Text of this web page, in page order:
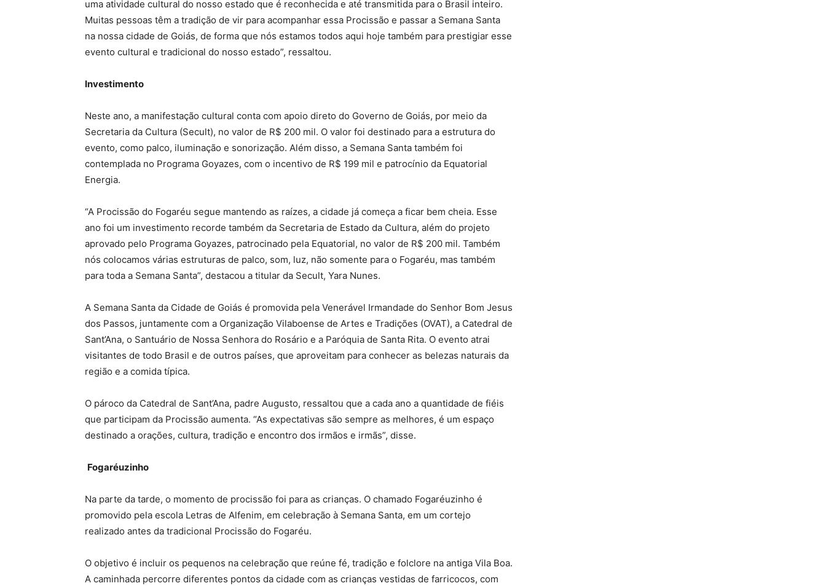
uma atividade cultural do nosso estado que é reconhecida e até transmitida para o Brasil inteiro.
Muitas pessoas têm a tradição de vir para acompanhar essa Procissão e passar a Semana Santa
na nossa cidade de Goiás, de forma que nós estamos todos aqui hoje também para prestigiar esse
evento cultural e tradicional do nosso estado”, ressaltou.
Investimento
Neste ano, a manifestação cultural conta com apoio direto do Governo de Goiás, por meio da
Secretaria da Cultura (Secult), no valor de R$ 200 mil. O valor foi destinado para a estrutura do
evento, como palco, iluminação e sonorização. Além disso, a Semana Santa também foi
contemplada no Programa Goyazes, com o incentivo de R$ 199 mil e patrocínio da Equatorial
Energia.
“A Procissão do Fogaréu segue mantendo as raízes, a cidade já começa a ficar bem cheia. Esse
ano foi um investimento recorde também da Secretaria de Estado da Cultura, além do projeto
aprovado pelo Programa Goyazes, patrocinado pela Equatorial, no valor de R$ 200 mil. Também
nós colocamos várias estruturas de palco, som, luz, não somente para o Fogaréu, mas também
para toda a Semana Santa”, destacou a titular da Secult, Yara Nunes.
A Semana Santa da Cidade de Goiás é promovida pela Venerável Irmandade do Senhor Bom Jesus
dos Passos, juntamente com a Organização Vilaboense de Artes e Tradições (OVAT), a Catedral de
Sant’Ana, o Santuário de Nossa Senhora do Rosário e a Paróquia de Santa Rita. O evento atrai
visitantes de todo Brasil e de outros países, que aproveitam para conhecer as belezas naturais da
região e a comida típica.
O pároco da Catedral de Sant’Ana, padre Augusto, ressaltou que a cada ano a quantidade de fiéis
que participam da Procissão aumenta. “As expectativas são sempre as melhores, é um espaço
destinado a orações, cultura, tradição e encontro dos irmãos e irmãs”, disse.
Fogaréuzinho
Na parte da tarde, o momento de procissão foi para as crianças. O chamado Fogaréuzinho é
promovido pela escola Letras de Alfenim, em celebração à Semana Santa, em um cortejo
realizado antes da tradicional Procissão do Fogaréu.
O objetivo é incluir os pequenos na celebração que reúne fé, tradição e folclore na antiga Vila Boa.
A caminhada percorre diferentes pontos da cidade com as crianças vestidas de farricocos, com